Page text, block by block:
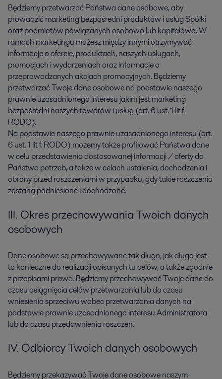
Będziemy przetwarzać Państwa dane osobowe, aby
prowadzić marketing bezpośredni produktów i usług Spółki
oraz podmiotów powiązanych osobowo lub kapitałowo. W
ramach marketingu możesz między innymi otrzymywać
informacje o ofercie, produktach, naszych usługach,
promocjach i wydarzeniach oraz informacje o
przeprowadzanych akcjach promocyjnych. Będziemy
przetwarzać Twoje dane osobowe na podstawie naszego
prawnie uzasadnionego interesu jakim jest marketing
bezpośredni naszych towarów i usług (art. 6 ust. 1 lit f.
RODO).
Na podstawie naszego prawnie uzasadnionego interesu (art.
6 ust. 1 lit f. RODO) możemy także profilować Państwa dane
w celu przedstawienia dostosowanej informacji / oferty do
Państwa potrzeb, a także w celach ustalenia, dochodzenia i
obrony przed roszczeniami w przypadku, gdy takie roszczenia
zostaną podniesione i dochodzone.
III. Okres przechowywania Twoich danych
osobowych
Dane osobowe są przechowywane tak długo, jak długo jest
to konieczne do realizacji opisanych tu celów, a także zgodnie
z przepisami prawa. Będziemy przechowywać Twoje dane do
czasu osiągnięcia celów przetwarzania lub do czasu
wniesienia sprzeciwu wobec przetwarzania danych na
podstawie prawnie uzasadnionego interesu Administratora
lub do czasu przedawnienia roszczeń.
IV. Odbiorcy Twoich danych osobowych
Będziemy przekazywać Twoje dane osobowe naszym